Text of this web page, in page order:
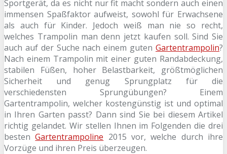
Sportgerät, da es nicht nur fit macht sondern auch einen
immensen Spaßfaktor aufweist, sowohl für Erwachsene
als auch für Kinder. Jedoch weiß man nie so recht,
welches Trampolin man denn jetzt kaufen soll. Sind Sie
auch auf der Suche nach einem guten Gartentrampolin?
Nach einem Trampolin mit einer guten Randabdeckung,
stabilen Füßen, hoher Belastbarkeit, größtmöglichen
Sicherheit und genug Sprungplatz für die
verschiedensten Sprungübungen? Einem
Gartentrampolin, welcher kostengünstig ist und optimal
in Ihren Garten passt? Dann sind Sie bei diesem Artikel
richtig gelandet. Wir stellen Ihnen im Folgenden die drei
bestenGartentrampoline 2015 vor, welche durch ihre
Vorzüge und ihren Preis überzeugen.